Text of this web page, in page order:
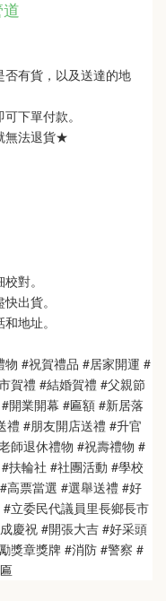
有貨，以及送達的地
下單付款。
無法退貨★
對。
出貨。
地址。
#祝賀禮品 #居家開運 #
賀禮 #結婚賀禮 #父親節
開業開幕 #匾額 #新居落
禮 #朋友開店送禮 #升官
師退休禮物 #祝壽禮物 #
扶輪社 #社團活動 #學校
高票當選 #選舉送禮 #好
立委民代議員里長鄉長市
慶祝 #開張大吉 #好采頭
獎章獎牌 #消防 #警察 #